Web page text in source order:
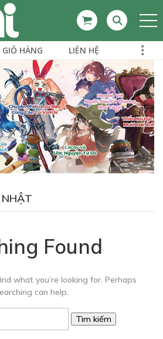
GIỎ HÀNG LIÊN HỆ
NHẬT
Found
what you’re looking for. Perhaps
can help.